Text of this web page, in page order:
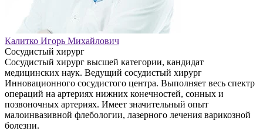
Калитко Игорь Михайлович
Сосудистый хирург
Сосудистый хирург высшей категории, кандидат
медицинских наук. Ведущий сосудистый хирург
Инновационного сосудистого центра. Выполняет весь спектр
операций на артериях нижних конечностей, сонных и
позвоночных артериях. Имеет значительный опыт
малоинвазивной флебологии, лазерного лечения варикозной
болезни.